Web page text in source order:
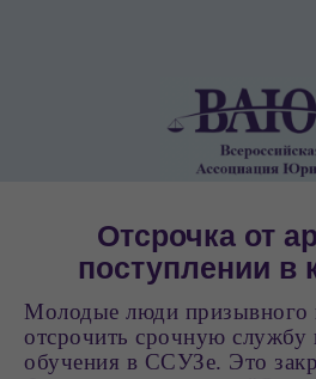
Отсрочка от
поступлении в
2023
Молодые люди призывного
отсрочить срочную
обучения в ССУЗе. Это